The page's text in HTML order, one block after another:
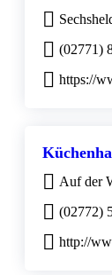
(02771)
https://
Auf der
(02772)
http://